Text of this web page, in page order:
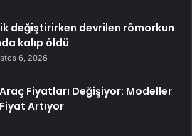
değiştirirken devrilen römorkun
kalıp öldü
6, 2026
Fiyatları Değişiyor: Modeller
Artıyor